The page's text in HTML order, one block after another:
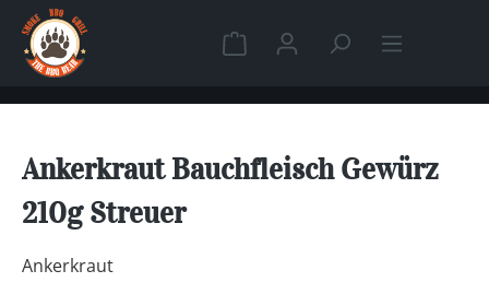
Zum Hauptinhalt springen
Warenkorb enthält 0
Ankerkraut Bauchfleisch Gewürz
210g Streuer
Ankerkraut